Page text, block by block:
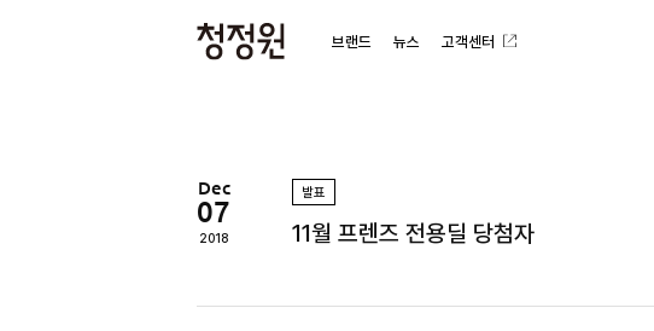
브랜드 뉴스 고객센터
Dec
07
2018
발표
11월 프렌즈 전용딜 당첨자